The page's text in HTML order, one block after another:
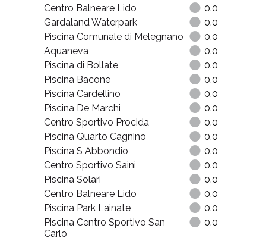
Centro Balneare Lido
0.0
Gardaland Waterpark
0.0
Piscina Comunale di Melegnano
0.0
Aquaneva
0.0
Piscina di Bollate
0.0
Piscina Bacone
0.0
Piscina Cardellino
0.0
Piscina De Marchi
0.0
Centro Sportivo Procida
0.0
Piscina Quarto Cagnino
0.0
Piscina S Abbondio
0.0
Centro Sportivo Saini
0.0
Piscina Solari
0.0
Centro Balneare Lido
0.0
Piscina Park Lainate
0.0
Piscina Centro Sportivo San
Carlo
0.0